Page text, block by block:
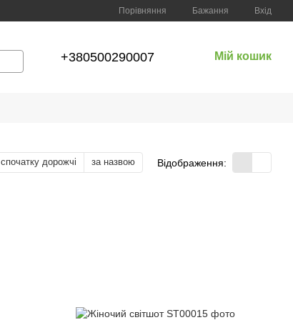
Порівняння Бажання Вхід
+380500290007 Мій кошик
спочатку дорожчі за назвою Відображення: